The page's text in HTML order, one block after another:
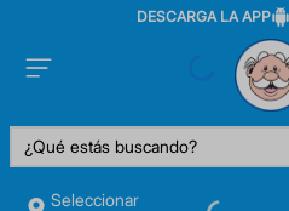
DESCARGA LA APP
¿Qué estás buscando?
Seleccionar